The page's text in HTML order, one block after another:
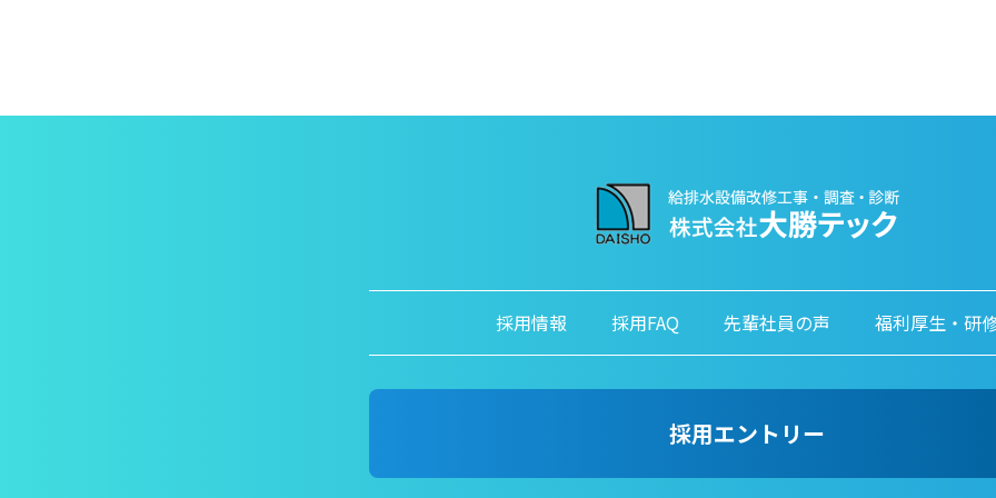
採用情報 採用FAQ 先輩社員の声 福利厚生・研
採用エントリー